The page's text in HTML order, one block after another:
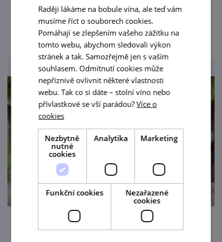
malým degustačním soustem.
prohlédnout
Raději lákáme na bobule vína, ale teď vám
musíme říct o souborech cookies.
Pomáhají se zlepšením vašeho zážitku na
tomto webu, abychom sledovali výkon
stránek a tak. Samozřejmě jen s vaším
souhlasem. Odmítnutí cookies může
nepříznivě ovlivnit některé vlastnosti
webu. Tak co si dáte – stolní víno nebo
přívlastkové se vší parádou?Více o
cookies
Nezbytně
nutné
cookies
Analytika Marketing
Funkční cookies
Nezařazené
cookies